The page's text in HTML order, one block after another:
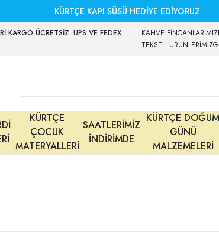
KÜRTÇE KAPI SÜSÜ HEDİYE EDİYORUZ
KARGO ÜCRETSİZ. UPS VE FEDEX
KAHVE FİNCANLARIMIZ
TEKSTİL ÜRÜNLERİMİZ
KÜRTÇE
ÇOCUK
MATERYALLERİ
SAATLERİMİZ
İNDİRİMDE
KÜRTÇE DOĞUM
GÜNÜ
MALZEMELERİ